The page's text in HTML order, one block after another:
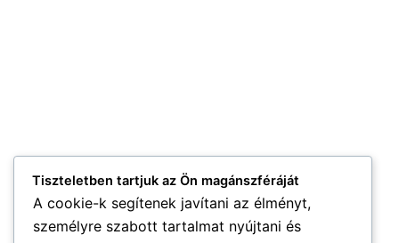
Tiszteletben tartjuk az Ön magánszféráját
A cookie-k segítenek javítani az élményt,
személyre szabott tartalmat nyújtani és